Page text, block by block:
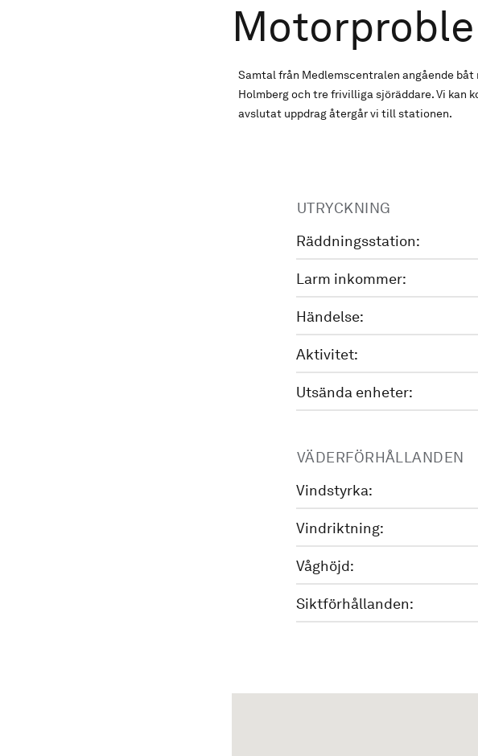
Samtal från Medlemscentralen angående båt
Holmberg och tre frivilliga sjöräddare. Vi
avslutat uppdrag återgår vi till stationen.
UTRYCKNING
Räddningsstation:
Larm inkommer:
Händelse:
Aktivitet:
Utsända enheter:
VÄDERFÖRHÅLLANDEN
Vindstyrka:
Vindriktning:
Våghöjd:
Siktförhållanden: